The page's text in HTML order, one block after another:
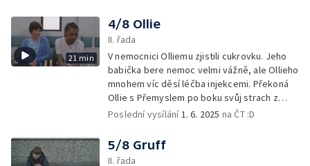
21 min
4/8 Ollie
II. řada
V nemocnici Olliemu zjistili cukrovku. Jeho
babička bere nemoc velmi vážně, ale Ollieho
mnohem víc děsí léčba injekcemi. Překoná
Ollie s Přemyslem po boku svůj strach z
jehel a nechá si od babičky pomoct?
Poslední vysílání1. 6. 2025 na ČT :D
5/8 Gruff
II. řada